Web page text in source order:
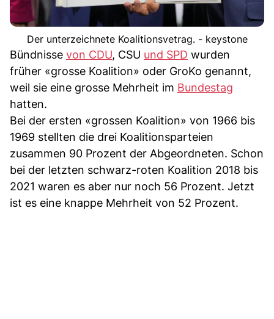
Der unterzeichnete Koalitionsvetrag. - keystone
Bündnisse von CDU, CSU und SPD wurden
früher «grosse Koalition» oder GroKo genannt,
weil sie eine grosse Mehrheit im Bundestag
hatten.
Bei der ersten «grossen Koalition» von 1966 bis
1969 stellten die drei Koalitionsparteien
zusammen 90 Prozent der Abgeordneten. Schon
bei der letzten schwarz-roten Koalition 2018 bis
2021 waren es aber nur noch 56 Prozent. Jetzt
ist es eine knappe Mehrheit von 52 Prozent.